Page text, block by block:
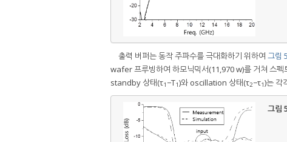
출력 버퍼는 동작 주파수를 극대화하기 위하여 그림 5
wafer 프루빙하여 하모닉믹서(11,970 w)를 거쳐 스펙
standby 상태(τ1 −T1)와 oscillation 상태(τ2−τ1)는 각
그림